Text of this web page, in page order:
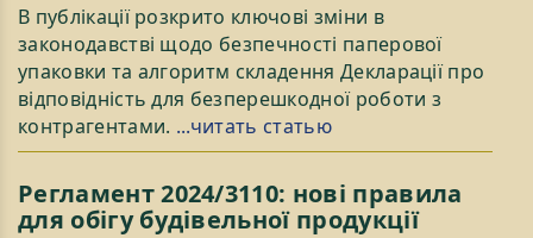
В публікації розкрито ключові зміни в
законодавстві щодо безпечності паперової
упаковки та алгоритм складення Декларації про
відповідність для безперешкодної роботи з
контрагентами. ...читать статью
Регламент 2024/3110: нові правила
для обігу будівельної продукції